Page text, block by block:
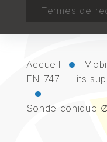
RECHERCHER
Accueil
EN 747 - Lits
Sonde conique